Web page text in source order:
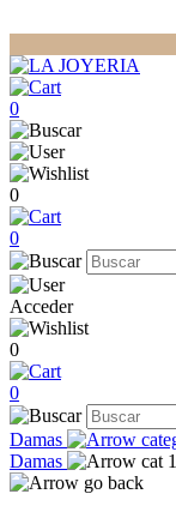
0
0
0
Acceder
0
0
Damas
Damas